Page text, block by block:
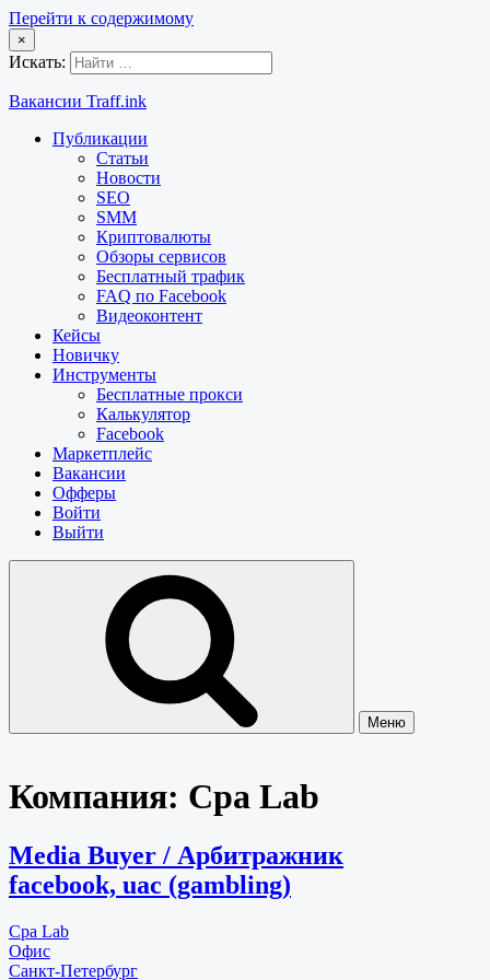
Перейти к содержимому
×
Искать:
Вакансии Traff.ink
Публикации
Статьи
Новости
SEO
SMM
Криптовалюты
Обзоры сервисов
Бесплатный трафик
FAQ по Facebook
Видеоконтент
Кейсы
Новичку
Инструменты
Бесплатные прокси
Калькулятор
Facebook
Маркетплейс
Вакансии
Офферы
Войти
Выйти
Меню
Компания: Cpa Lab
Media Buyer / Арбитражник
facebook, uac (gambling)
Cpa Lab
Офис
Санкт-Петербург